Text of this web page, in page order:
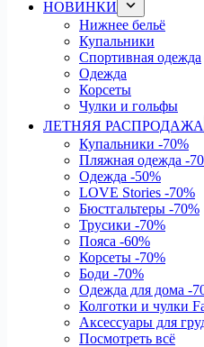
НОВИНКИ
Нижнее бельё
Купальники
Спортивная одежда
Одежда
Корсеты
Чулки и гольфы
ЛЕТНЯЯ РАСПРОДАЖА
Купальники -70%
Пляжная одежда -
Одежда -50%
LOVE Stories -70%
Бюстгальтеры -70%
Трусики -70%
Пояса -60%
Корсеты -70%
Боди -70%
Одежда для дома -
Колготки и чулки
Аксессуары для
Посмотреть всё